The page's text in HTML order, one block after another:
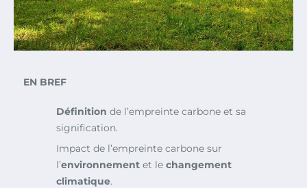
EN BREF
Définition de l’empreinte carbone et sa
signification.
Impact de l’empreinte carbone sur
l’environnement et le changement
climatique.